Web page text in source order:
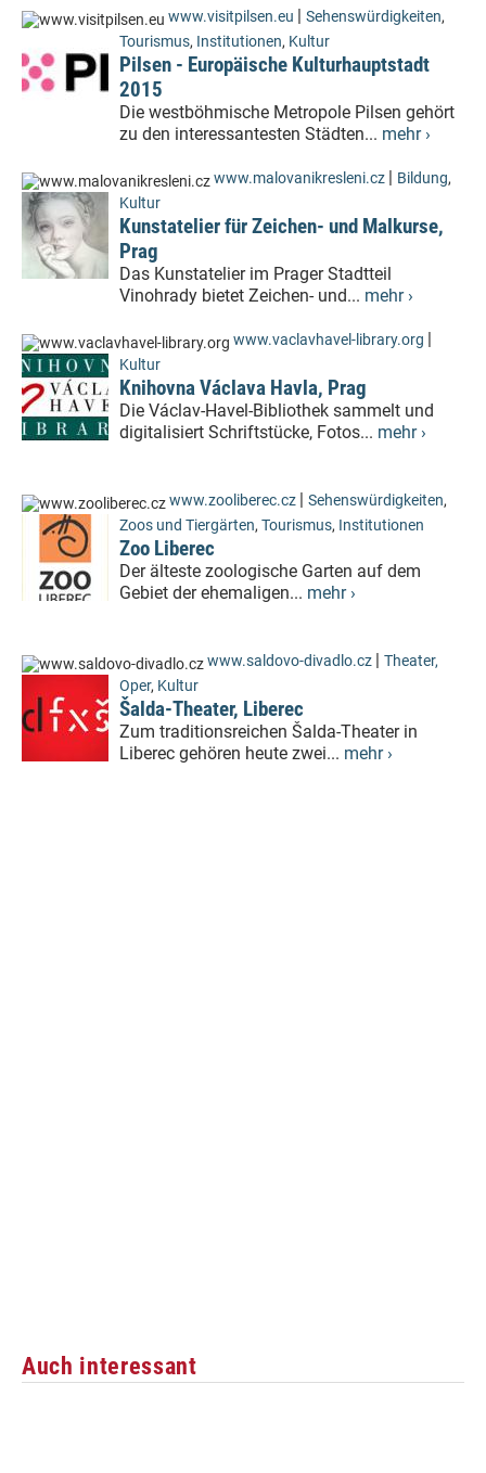
www.visitpilsen.eu | Sehenswürdigkeiten,
Tourismus, Institutionen, Kultur
Pilsen - Europäische Kulturhauptstadt
2015
Die westböhmische Metropole Pilsen gehört
zu den interessantesten Städten... mehr ›
www.malovanikresleni.cz | Bildung,
Kultur
Kunstatelier für Zeichen- und Malkurse,
Prag
Das Kunstatelier im Prager Stadtteil
Vinohrady bietet Zeichen- und... mehr ›
www.vaclavhavel-library.org |
Kultur
Knihovna Václava Havla, Prag
Die Václav-Havel-Bibliothek sammelt und
digitalisiert Schriftstücke, Fotos... mehr ›
www.zooliberec.cz | Sehenswürdigkeiten,
Zoos und Tiergärten, Tourismus, Institutionen
Zoo Liberec
Der älteste zoologische Garten auf dem
Gebiet der ehemaligen... mehr ›
www.saldovo-divadlo.cz | Theater,
Oper, Kultur
Šalda-Theater, Liberec
Zum traditionsreichen Šalda-Theater in
Liberec gehören heute zwei... mehr ›
Auch interessant